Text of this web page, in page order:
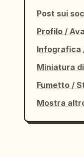
Post sui
Profilo /
Infografica
Miniatura
Fumetto /
Mostra